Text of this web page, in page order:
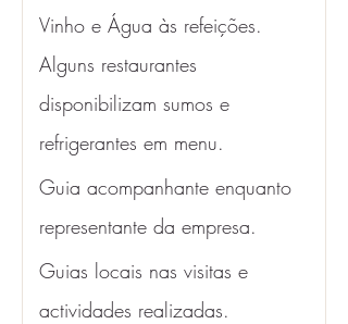
Vinho e Água às refeições.
Alguns restaurantes
disponibilizam sumos e
refrigerantes em menu.
Guia acompanhante enquanto
representante da empresa.
Guias locais nas visitas e
actividades realizadas.